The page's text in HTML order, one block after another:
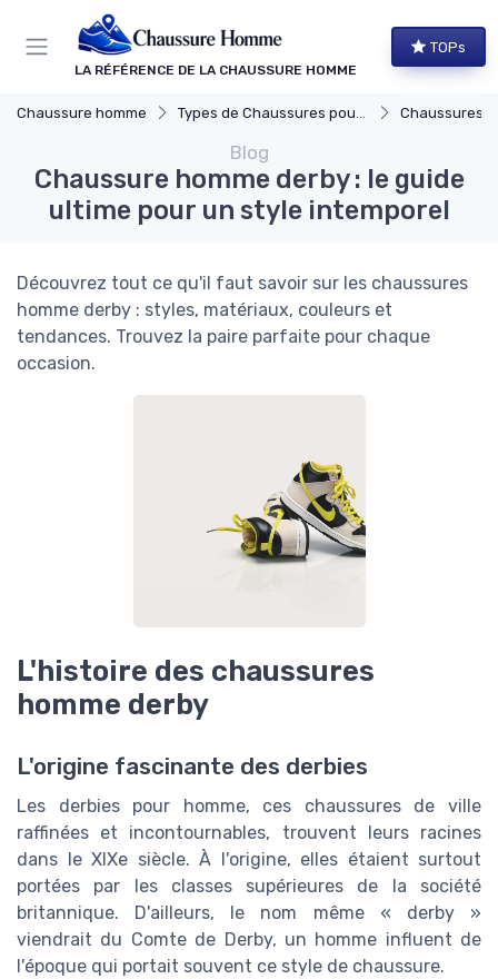
LA RÉFÉRENCE DE LA CHAUSSURE HOMME
TOPs
Chaussure homme Types de Chaussures pour Hommes Chaussures
Blog
Chaussure homme derby : le guide
ultime pour un style intemporel
Découvrez tout ce qu'il faut savoir sur les chaussures
homme derby : styles, matériaux, couleurs et
tendances. Trouvez la paire parfaite pour chaque
occasion.
L'histoire des chaussures
homme derby
L'origine fascinante des derbies
Les derbies pour homme, ces chaussures de ville
raffinées et incontournables, trouvent leurs racines
dans le XIXe siècle. À l'origine, elles étaient surtout
portées par les classes supérieures de la société
britannique. D'ailleurs, le nom même « derby »
viendrait du Comte de Derby, un homme influent de
l'époque qui portait souvent ce style de chaussure.
Panneau de gestion des cookies